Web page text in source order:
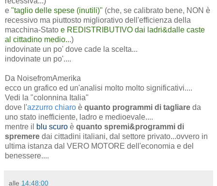
e "taglio delle spese (inutili)" (che, se calibrato bene, NON è
recessivo ma piuttosto migliorativo dell'efficienza della
macchina-Stato e REDISTRIBUTIVO dai ladri&dalle caste
al cittadino medio...)
indovinate un po' dove cade la scelta...
indovinate un po'....
Da NoisefromAmerika
ecco un grafico ed un'analisi molto molto significativi....
Vedi la "colonnina Italia"
dove l'azzurro chiaro è quanto programmi di tagliare da
uno stato inefficiente, ladro e medioevale....
mentre il
blu scuro è quanto spremi&programmi di
spremere dai cittadini italiani, dal settore privato...ovvero in
ultima istanza dal VERO MOTORE dell'economia e del
benessere....
alle 14:48:00